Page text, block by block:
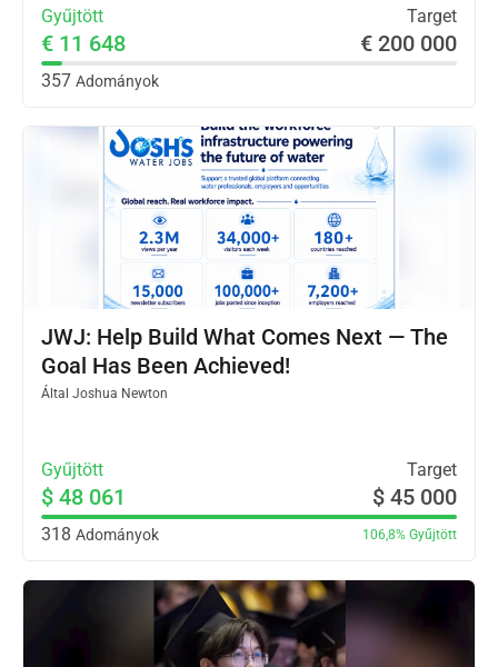
Gyűjtött Target
€ 11 648 € 200 000
357 Adományok
JWJ: Help Build What Comes Next — The
Goal Has Been Achieved!
Által Joshua Newton
Gyűjtött Target
$ 48 061 $ 45 000
318 Adományok 106,8% Gyűjtött